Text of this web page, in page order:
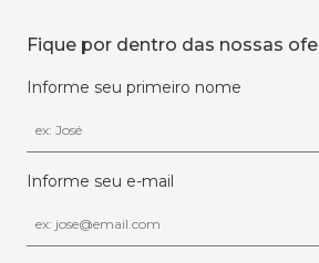
Fique por dentro das nossas
Informe seu primeiro nome
Informe seu e-mail